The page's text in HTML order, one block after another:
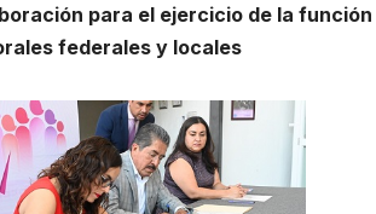
para el ejercicio de la
federales y locales